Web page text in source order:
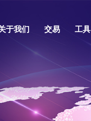
于我们 交易 工具